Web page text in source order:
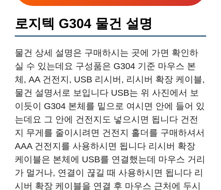
로지텍 G304 물건 설명
물건 상세 설명은 구매하시는 곳에 가면 확인하
실 수 있는데요 구성품은 G304 기준 마우스 본
체, AA 건전지, USB 리시버, 리시버 확장 케이블,
물건 설명서로 보입니다 USB는 위 사진에서 보
이듯이 G304 본체를 밑으로 여시면 안에 들어 있
는데요 그 안에 건전지도 넣으시면 됩니다 건전
지 무게를 줄이시려면 건전지 홀더를 구매하셔서
AAA 건전지를 사용하시면 됩니다 리시버 확장
케이블은 본체에 USB를 연결했는데 마우스 거리
가 멀거나, 연결이 끊길 때 사용하시면 됩니다 리
시버 확장 케이블을 연결 후 마우스 근처에 두시